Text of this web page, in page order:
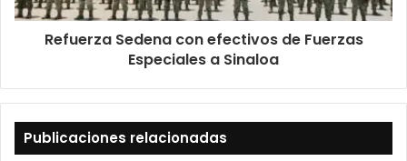
Refuerza Sedena con efectivos de Fuerzas
Especiales a Sinaloa
Publicaciones relacionadas